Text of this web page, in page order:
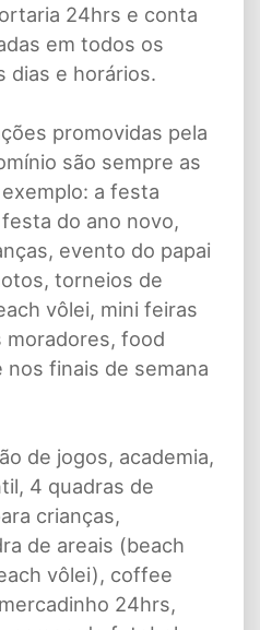
24hrs e conta
em todos os
dias e horários.
promovidas pela
são sempre as
a festa
do ano novo,
evento do papai
torneios de
vôlei, mini feiras
moradores, food
finais de semana
de jogos, academia,
4 quadras de
crianças,
de areais (beach
vôlei), coffee
24hrs,